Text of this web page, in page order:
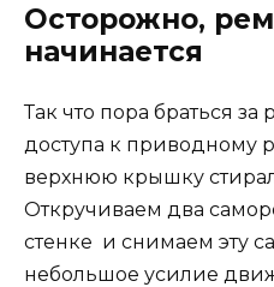
Осторожно,
начинается
Так что пора браться
доступа к приводному
верхнюю крышку
Откручиваем два
стенке и снимаем эту
небольшое усилие